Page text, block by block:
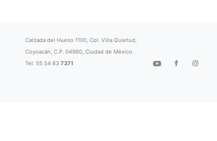
Calzada del Hueso 1100, Col. Villa Quietud,
Coyoacán, C.P. 04960, Ciudad de México.
Tel. 55 54 837371